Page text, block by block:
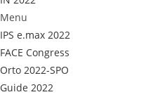
Menu
IPS e.max 2022
FACE Congress
Orto 2022-SPO
Guide 2022